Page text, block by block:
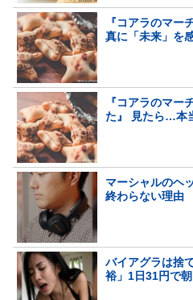
『コアラのマー
真に「未来」を
『コアラのマー
た』 見たら…本
マーシャルのヘ
終わらない理由
バイアグラは捨
裕」1日31円で